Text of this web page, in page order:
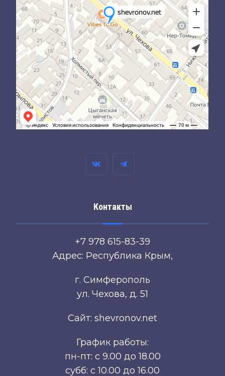
Контакты
+7 978 615-83-39
Адрес: Республика Крым,
г. Симферополь
ул. Чехова, д. 51
Сайт: shevronov.net
График работы:
пн-пт: с 9.00 до 18.00
субб: с 10.00 до 16.00